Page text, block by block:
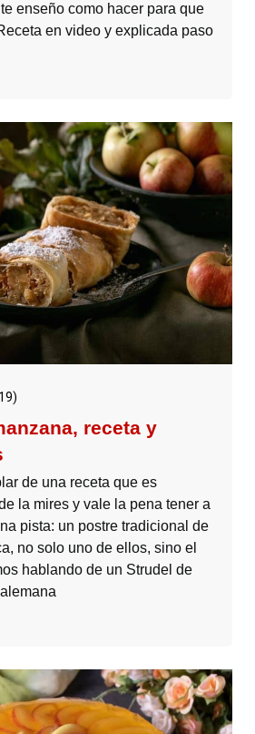
enseño como hacer para que
en video y explicada paso
)
receta y
de una receta que es
la mires y vale la pena tener a
pista: un postre tradicional de
no solo uno de ellos, sino el
hablando de un Strudel de